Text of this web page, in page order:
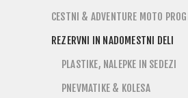
CESTNI & ADVENTURE MOTO
REZERVNI IN NADOMESTNI DELI
PLASTIKE, NALEPKE IN SEDEZI
PNEVMATIKE & KOLESA